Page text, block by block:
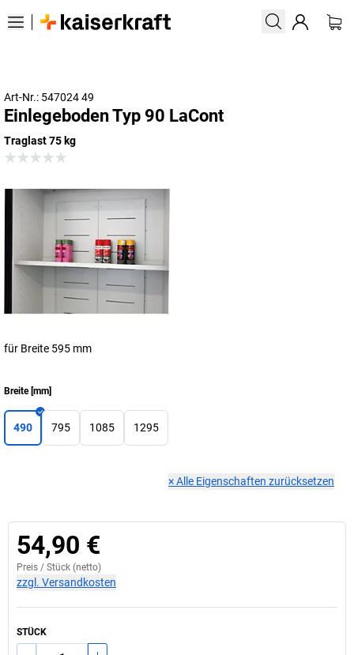
Art-Nr.: 547024 49
Einlegeboden Typ 90 LaCont
Traglast 75 kg
für Breite 595 mm
Breite[mm]
490 795 1085 1295
×Alle Eigenschaften zurücksetzen
54,90 €
Preis / Stück (netto)
zzgl. Versandkosten
STÜCK